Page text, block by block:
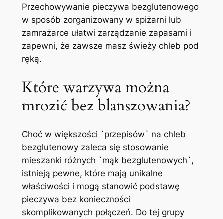
Przechowywanie pieczywa bezglutenowego
w sposób zorganizowany w spiżarni lub
zamrażarce ułatwi zarządzanie zapasami i
zapewni, że zawsze masz świeży chleb pod
ręką.
Które warzywa można
mrozić bez blanszowania?
Choć w większości `przepisów` na chleb
bezglutenowy zaleca się stosowanie
mieszanki różnych `mąk bezglutenowych`,
istnieją pewne, które mają unikalne
właściwości i mogą stanowić podstawę
pieczywa bez konieczności
skomplikowanych połączeń. Do tej grupy